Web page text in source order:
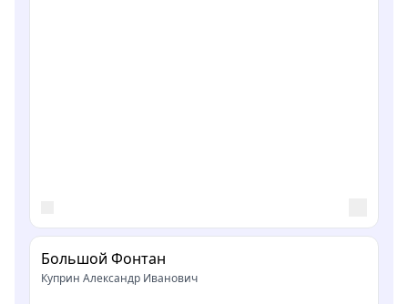
Большой Фонтан
Куприн Александр Иванович